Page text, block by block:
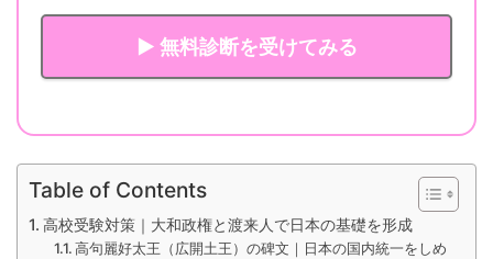
▶ 無料診断を受けてみる
Table of Contents
高校受験対策｜大和政権と渡来人で日本の基礎を形成
高句麗好太王（広開土王）の碑文｜日本の国内統一をしめ